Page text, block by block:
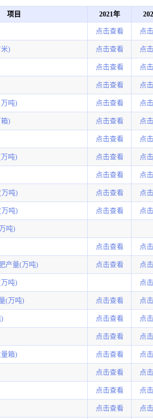
项目 2021年
点击查看 点
) 点击查看 点
点击查看 点
点击查看 点
吨) 点击查看 点
) 点击查看 点
点击查看 点
吨) 点击查看 点
点击查看 点
万吨) 点击查看 点
万吨) 点击查看 点
吨)
点击查看 点
产量(万吨) 点击查看 点
吨) 点
(万吨) 点击查看 点
点击查看 点
点击查看 点
箱) 点击查看 点
点击查看 点
点击查看 点
点击查看 点